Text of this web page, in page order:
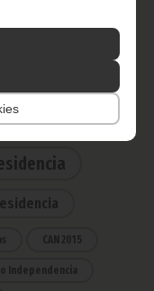
CAN 2015
Independencia